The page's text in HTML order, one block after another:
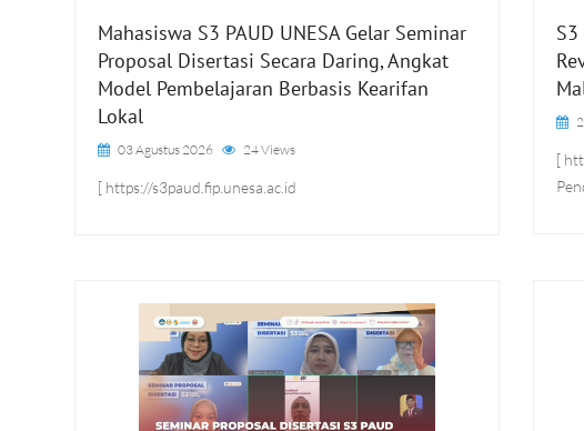
Mahasiswa S3 PAUD UNESA Gelar Seminar
Proposal Disertasi Secara Daring, Angkat
Model Pembelajaran Berbasis Kearifan
Lokal
03 Agustus 2026 24 Views
[ https://s3paud.fip.unesa.ac.id
[